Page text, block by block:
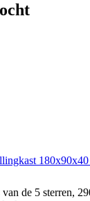
de 5 sterren,